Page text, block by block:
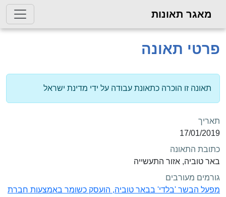
מאגר תאונות
פרטי תאונה
תאונה זו הוכרה כתאונת עבודה על ידי מדינת ישראל
תאריך
17/01/2019
כתובת התאונה
באר טוביה, אזור התעשייה
גורמים מעורבים
מפעל הבשר 'בלדי' בבאר טוביה, הועסק כשומר באמצעות חברת